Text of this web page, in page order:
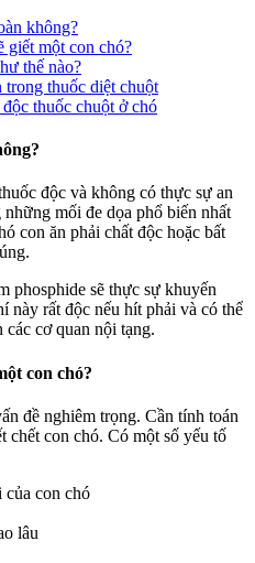
không?
giết một con chó?
thế nào?
trong thuốc diệt chuột
thuốc chuột ở chó
độc và không có thực sự an
mối đe dọa phổ biến nhất
con ăn phải chất độc hoặc bất
phosphide sẽ thực sự khuyến
này rất độc nếu hít phải và có thể
cơ quan nội tạng.
con chó?
đề nghiêm trọng. Cần tính toán
chết con chó. Có một số yếu tố
con chó
lâu